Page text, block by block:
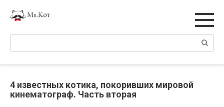
Поиск:
4 известных котика, покоривших мировой
кинематограф. Часть вторая